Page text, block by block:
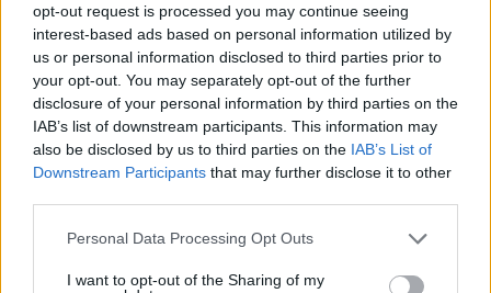
opt-out request is processed you may continue seeing
interest-based ads based on personal information utilized by
us or personal information disclosed to third parties prior to
your opt-out. You may separately opt-out of the further
disclosure of your personal information by third parties on the
IAB’s list of downstream participants. This information may
also be disclosed by us to third parties on the IAB’s List of
Downstream Participants that may further disclose it to other
Please note that this website/app uses one or more Google
not limited to your visit or usage behaviour. You may click to
Personal Data Processing Opt Outs
I want to opt-out of the Sharing of my
Ο Όσιμεν έμεινε και κινδυνεύει να μην παίξει μέχρι τον
Ιανουάριο
Ο Νιγηριανός επιθετικός βρισκόταν σε συνεχείς
διαπραγματεύσεις τόσο με την Τσέλσι όσο και με την
Αλ Αχλί
31.08.2024, 10:01 2